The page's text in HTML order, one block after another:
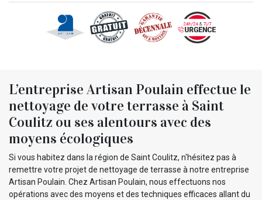
L’entreprise Artisan Poulain effectue le
nettoyage de votre terrasse à Saint
Coulitz ou ses alentours avec des
moyens écologiques
Si vous habitez dans la région de Saint Coulitz, n'hésitez pas à
remettre votre projet de nettoyage de terrasse à notre entreprise
Artisan Poulain. Chez Artisan Poulain, nous effectuons nos
opérations avec des moyens et des techniques efficaces allant du